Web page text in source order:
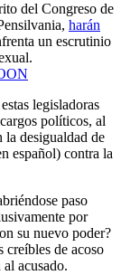
del Congreso de
harán
un escrutinio
legisladoras
políticos, al
la desigualdad de
español) contra la
paso
por
su nuevo poder?
creíbles de acoso
acusado.